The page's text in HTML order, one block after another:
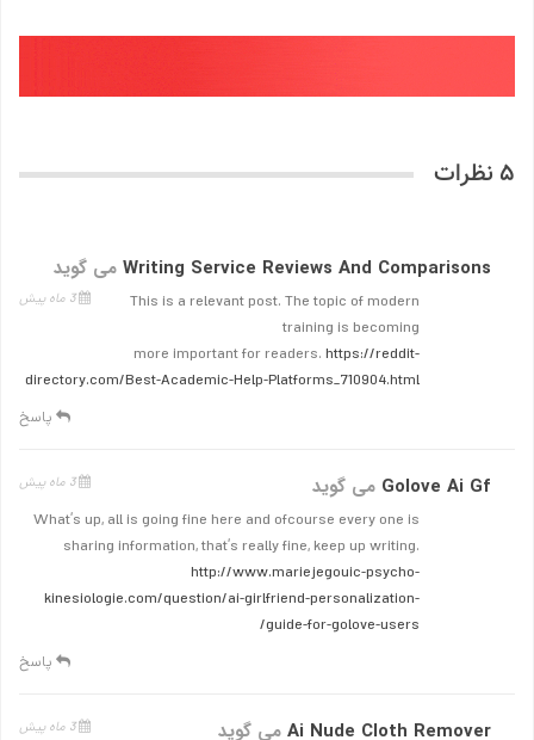
5 نظرات
Writing Service Reviews And Comparisons می گوید
3 ماه پیش
This is a relevant post. The topic of modern
training is becoming
more important for readers. https://reddit-
directory.com/Best-Academic-Help-Platforms_710904.html
پاسخ
Golove Ai Gf می گوید 3 ماه پیش
What’s up, all is going fine here and ofcourse every one is
sharing information, that’s really fine, keep up writing.
http://www.mariejegouic-psycho-
kinesiologie.com/question/ai-girlfriend-personalization-
guide-for-golove-users/
پاسخ
Ai Nude Cloth Remover می گوید 3 ماه پیش